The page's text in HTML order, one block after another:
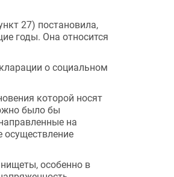
27) постановила,
годы. Она относится
о социальном
которой носят
было бы
на
особенно в